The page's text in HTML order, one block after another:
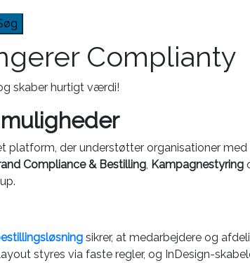
Complianty
skaber hurtigt værdi!
platform, der understøtter organisationer med
Compliance & Bestilling, Kampagnestyring
sikrer, at medarbejdere og
styres via faste regler, og InDesign-